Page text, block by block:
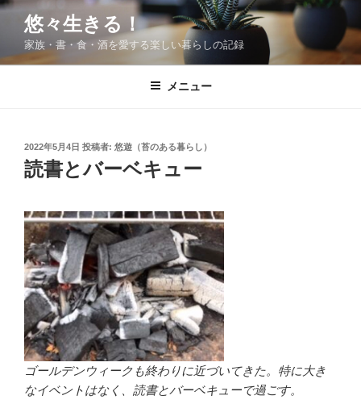
コ
ン
悠々生きる！
家族・書・食・酒を愛する楽しい暮らしの記録
メニュー
投
稿
日:
2022年5月4日 投稿者: 悠遊（苔のある暮らし）
読書とバーベキュー
ゴールデンウィークも終わりに近づいてきた。特に大き
なイベントはなく、読書とバーベキューで過ごす。